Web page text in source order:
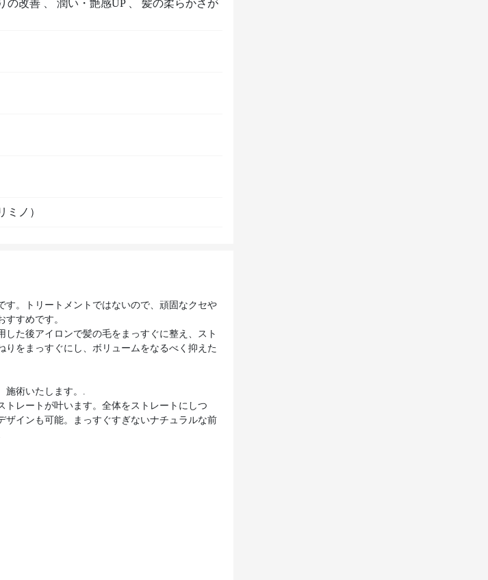
の改善
潤い・艶感UP
髪の柔らかさが
ミノ）
す。トリートメントではないので、頑固なクセや
すめです。
た後アイロンで髪の毛をまっすぐに整え、スト
りをまっすぐにし、ボリュームをなるべく抑えた
施術いたします。.
トレートが叶います。全体をストレートにしつ
ザインも可能。まっすぐすぎないナチュラルな前